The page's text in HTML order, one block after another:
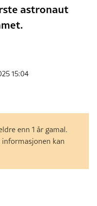
astronaut
15:04
enn 1 år gamal.
kan